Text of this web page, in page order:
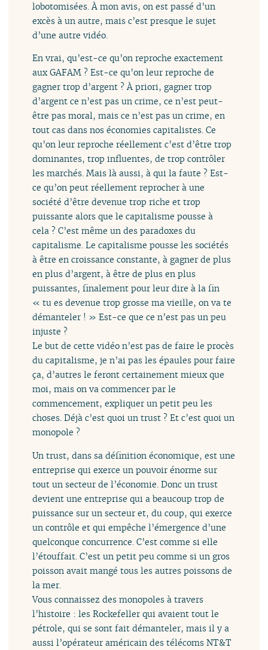
lobotomisées. À mon avis, on est passé d’un
excès à un autre, mais c’est presque le sujet
d’une autre vidéo.
En vrai, qu’est-ce qu’on reproche exactement
aux GAFAM ? Est-ce qu’on leur reproche de
gagner trop d’argent ? À priori, gagner trop
d’argent ce n’est pas un crime, ce n’est peut-
être pas moral, mais ce n’est pas un crime, en
tout cas dans nos économies capitalistes. Ce
qu’on leur reproche réellement c’est d’être trop
dominantes, trop influentes, de trop contrôler
les marchés. Mais là aussi, à qui la faute ? Est-
ce qu’on peut réellement reprocher à une
société d’être devenue trop riche et trop
puissante alors que le capitalisme pousse à
cela ? C’est même un des paradoxes du
capitalisme. Le capitalisme pousse les sociétés
à être en croissance constante, à gagner de plus
en plus d’argent, à être de plus en plus
puissantes, finalement pour leur dire à la fin
« tu es devenue trop grosse ma vieille, on va te
démanteler ! » Est-ce que ce n’est pas un peu
injuste ?
Le but de cette vidéo n’est pas de faire le procès
du capitalisme, je n’ai pas les épaules pour faire
ça, d’autres le feront certainement mieux que
moi, mais on va commencer par le
commencement, expliquer un petit peu les
choses. Déjà c’est quoi un trust ? Et c’est quoi un
monopole ?
Un trust, dans sa définition économique, est une
entreprise qui exerce un pouvoir énorme sur
tout un secteur de l’économie. Donc un trust
devient une entreprise qui a beaucoup trop de
puissance sur un secteur et, du coup, qui exerce
un contrôle et qui empêche l’émergence d’une
quelconque concurrence. C’est comme si elle
l’étouffait. C’est un petit peu comme si un gros
poisson avait mangé tous les autres poissons de
la mer.
Vous connaissez des monopoles à travers
l’histoire : les Rockefeller qui avaient tout le
pétrole, qui se sont fait démanteler, mais il y a
aussi l’opérateur américain des télécoms NT&T